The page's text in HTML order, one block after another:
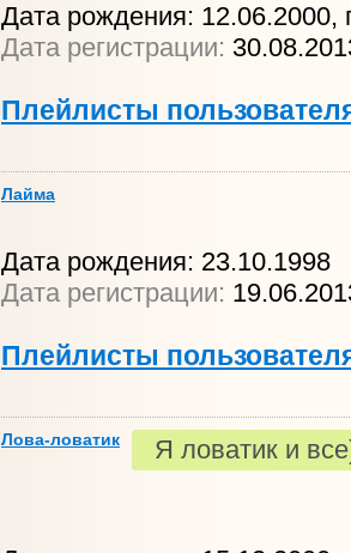
Дата рождения: 12.06.2000,
Дата регистрации:
Плейлисты
Лайма
Дата рождения: 23.10.1998
Дата регистрации:
Плейлисты
Лова-ловатик Я ловатик и